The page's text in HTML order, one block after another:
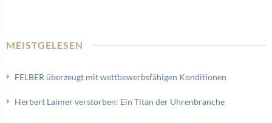
MEISTGELESEN
FELBER überzeugt mit wettbewerbsfähigen Konditionen
Herbert Laimer verstorben: Ein Titan der Uhrenbranche